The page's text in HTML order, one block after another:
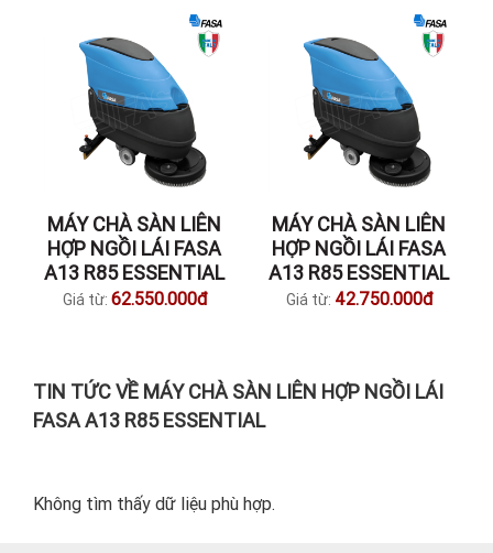
MÁY CHÀ SÀN LIÊN
HỢP NGỒI LÁI FASA
A13 R85 ESSENTIAL
Giá từ: 62.550.000đ
MÁY CHÀ SÀN LIÊN
HỢP NGỒI LÁI FASA
A13 R85 ESSENTIAL
Giá từ: 42.750.000đ
TIN TỨC VỀ MÁY CHÀ SÀN LIÊN HỢP NGỒI LÁI
FASA A13 R85 ESSENTIAL
Không tìm thấy dữ liệu phù hợp.